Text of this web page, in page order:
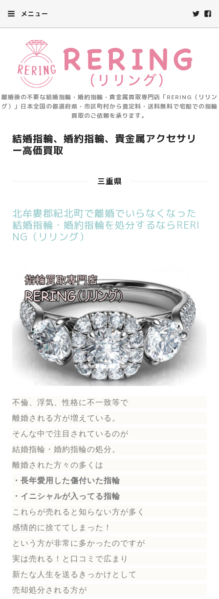
メニュー
離婚後の不要な結婚指輪・婚約指輪・貴金属買取専門店「RERING（リリン
グ）」日本全国の都道府県・市区町村から査定料・送料無料で宅配での指輪
買取のご依頼を承ります。
結婚指輪、婚約指輪、貴金属アクセサリ
ー高価買取
三重県
北牟婁郡紀北町で離婚でいらなくなった
結婚指輪・婚約指輪を処分するならRERI
NG（リリング）
不倫、浮気、性格に不一致等で
離婚される方が増えている。
そんな中で注目されているのが
結婚指輪 ・婚約指輪の処分。
離婚された方々の多くは
・長年愛用した傷付いた指輪
・イニシャルが入ってる指輪
これらが売れると知らない方が多く
感情的に捨ててしまった！
という方が非常に多かったのですが
実は売れる！と口コミで広まり
新たな人生を送る きっかけとして
売却処分される方が